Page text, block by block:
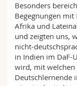
Besonders
Begegnungen mit
Afrika und
und zeigten uns,
nicht-
in Indien im DaF-
wird, mit welchen
Deutschlernende